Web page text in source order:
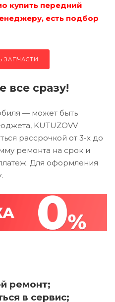
купить передний
есть подбор
ЗАПЧАСТИ
все сразу!
— может быть
KUTUZOVV
рассрочкой от 3-х до
ремонта на срок и
Для оформления
ремонт;
в сервис;